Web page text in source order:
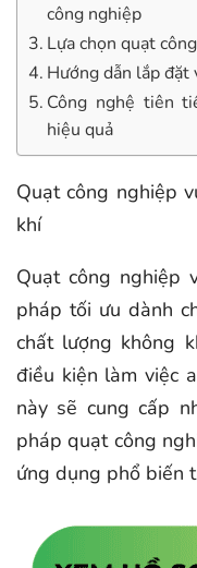
công nghiệp
Lựa chọn quạt
Hướng dẫn lắp đặt
Công nghệ tiên
hiệu quả
Quạt công nghiệp
khí
Quạt công nghiệp
pháp tối ưu dành
chất lượng không
điều kiện làm việc
này sẽ cung cấp
pháp quạt công
ứng dụng phổ biến